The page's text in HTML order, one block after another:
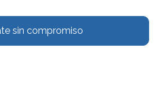
sin compromiso